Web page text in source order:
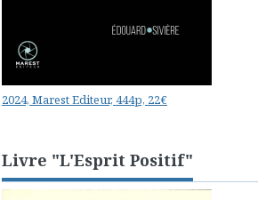
2024, Marest Editeur, 444p, 22€
Livre "L'Esprit Positif"